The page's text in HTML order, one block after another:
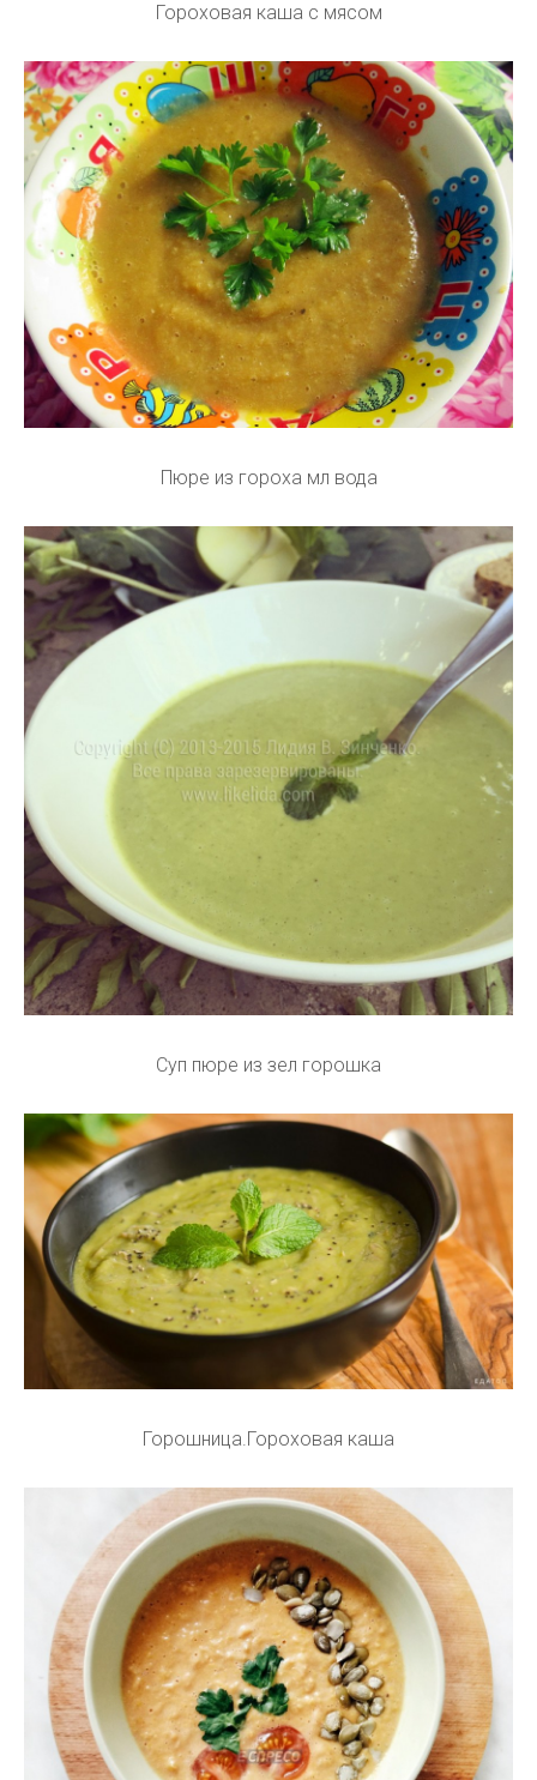
Гороховая каша с мясом
Пюре из гороха мл вода
Суп пюре из зел горошка
Горошница.Гороховая каша